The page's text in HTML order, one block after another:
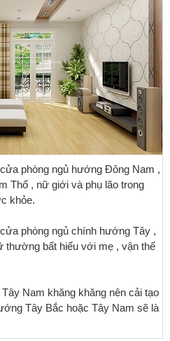
phòng ngủ hướng Đông Nam ,
Thổ , nữ giới và phụ lão trong
khỏe.
phòng ngủ chính hướng Tây ,
thường bất hiếu với mẹ , vận thế
Nam khăng khăng nên cải tạo
Tây Bắc hoặc Tây Nam sẽ là